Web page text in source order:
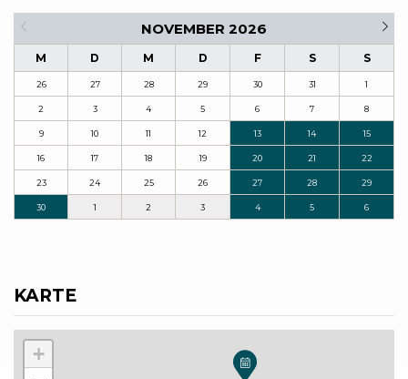
NOVEMBER 2026
M D M D F S S
26 27 28 29 30 31 1
2 3 4 5 6 7 8
9 10 11 12 13 14 15
16 17 18 19 20 21 22
23 24 25 26 27 28 29
30 1 2 3 4 5 6
KARTE
+